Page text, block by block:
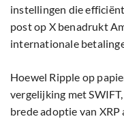
instellingen die
post op X benadrukt
internationale
Hoewel Ripple op
vergelijking met
brede adoptie van XRP